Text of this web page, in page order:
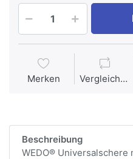
Merken Vergleichen
Beschreibung
WEDO®